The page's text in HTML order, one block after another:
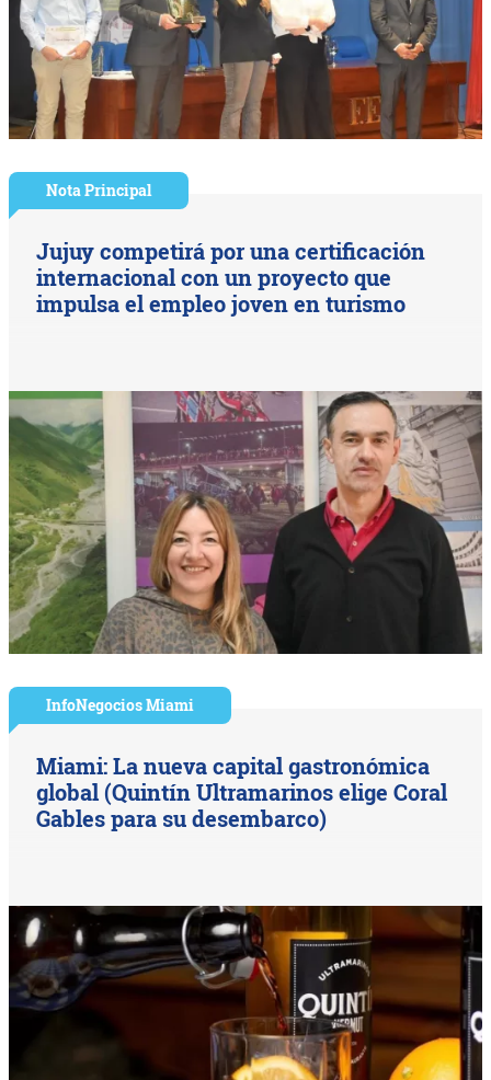
Nota Principal
Jujuy competirá por una certificación
internacional con un proyecto que
impulsa el empleo joven en turismo
InfoNegocios Miami
Miami: La nueva capital gastronómica
global (Quintín Ultramarinos elige Coral
Gables para su desembarco)